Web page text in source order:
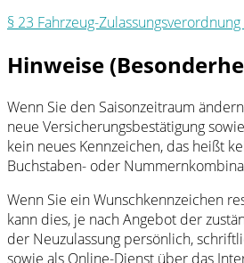
§ 23 Fahrzeug-Zulassungsverordnung
Hinweise
Wenn Sie den Saisonzeitraum
neue Versicherungsbestätigung
kein neues Kennzeichen, das heißt
Buchstaben- oder
Wenn Sie ein Wunschkennzeichen
kann dies, je nach Angebot der
der Neuzulassung persönlich,
sowie als Online-Dienst über das